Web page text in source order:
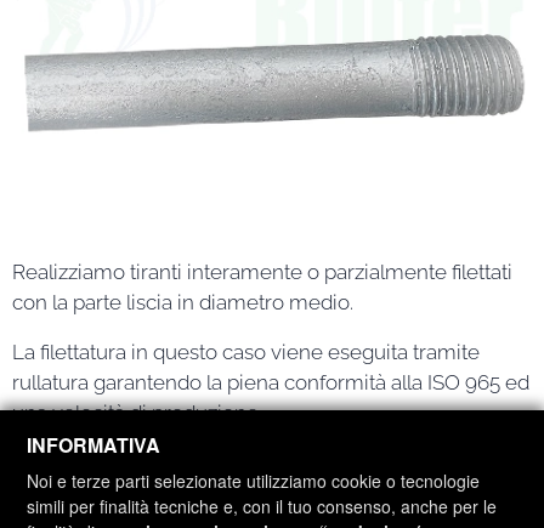
INFORMATIVA
Noi e terze parti selezionate utilizziamo cookie o tecnologie
simili per finalità tecniche e, con il tuo consenso, anche per le
Realizziamo tiranti interamente o parzialmente filettati
con la parte liscia in diametro medio.
La filettatura in questo caso viene eseguita tramite
rullatura garantendo la piena conformità alla ISO 965 ed
una velocità di produzione.
A193 B7, AISI 316 e AISI 304 ma anche in acciai da
bonifica.